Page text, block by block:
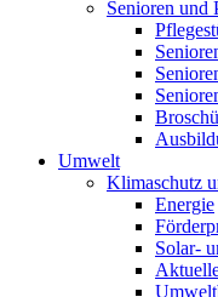
Senioren und
Umwelt
Klimaschutz
Energie
Solar-